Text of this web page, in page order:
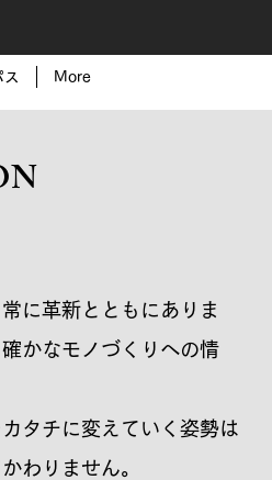
に革新とともにありま
かなモノづくりへの情
タチに変えていく姿勢は
わりません。
ス More